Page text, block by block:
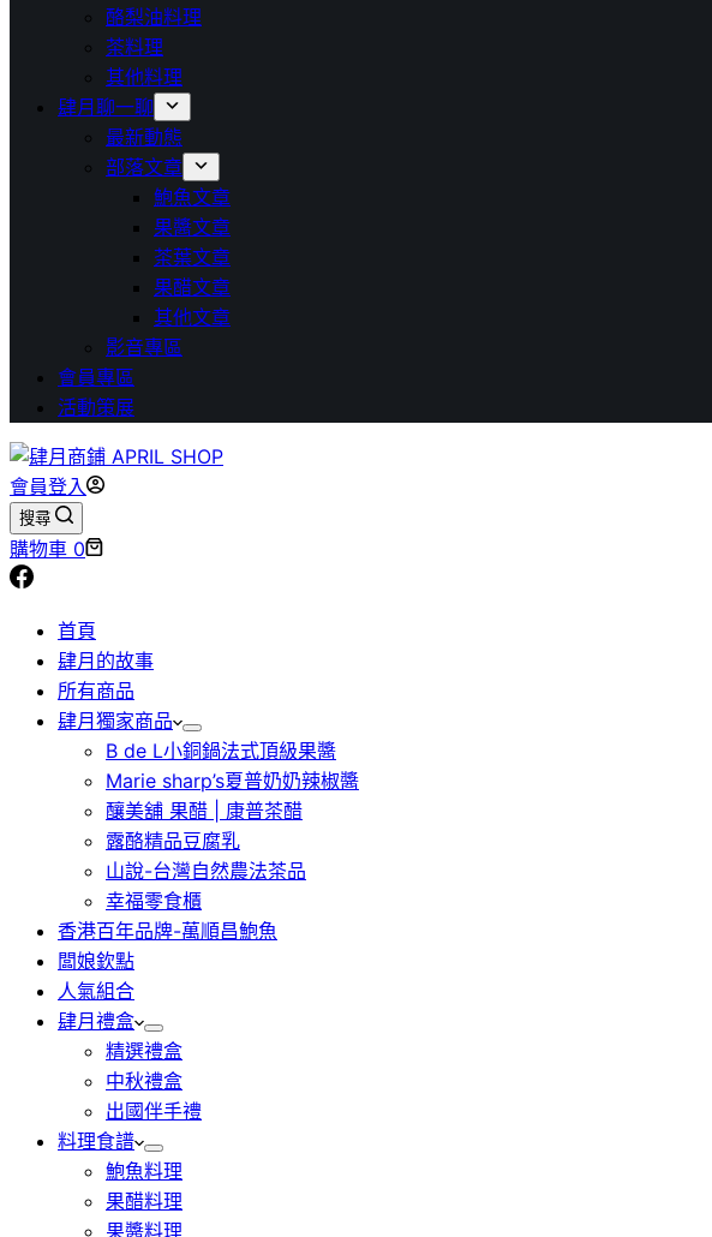
酪梨油料理
茶料理
其他料理
肆月聊一聊
最新動態
部落文章
鮑魚文章
果醬文章
茶葉文章
果醋文章
其他文章
影音專區
會員專區
活動策展
會員登入
搜尋
購物車 0
首頁
肆月的故事
所有商品
肆月獨家商品
B de L小銅鍋法式頂級果醬
Marie sharp’s夏普奶奶辣椒醬
釀美舖 果醋 | 康普茶醋
露酪精品豆腐乳
山說-台灣自然農法茶品
幸福零食櫃
香港百年品牌-萬順昌鮑魚
闆娘欽點
人氣組合
肆月禮盒
精選禮盒
中秋禮盒
出國伴手禮
料理食譜
鮑魚料理
果醋料理
果醬料理